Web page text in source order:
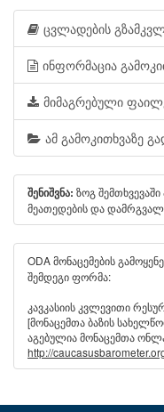
ცვლადების
ინფორმაცია
მიმაგრებული
ამ გამოკითხვაზე
შენიშვნა: ზოგ
მეათედების და
ODA მონაცემების
შემდეგი ფორმა:
კავკასიის კვლევითი
[მონაცემთა ბაზის
აგებულია მონაცემთა
http://